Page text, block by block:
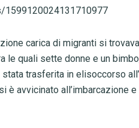
carica di migranti si
le quali sette donne e un
trasferita in elisoccorso
è avvicinato all’imbarcazione